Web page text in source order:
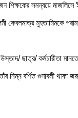
শিক্ষকের সমন্বয়ে মাজলিসে
কেবলমাত্র মুহতামিমকে
ছাত্র/ কর্মচারীতা
বর্ণিত গুনাবলী থাকা